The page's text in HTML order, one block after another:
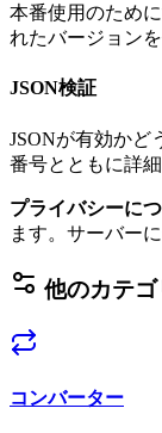
本番使用のため
れたバージョンを
JSON検証
JSONが有効かど
番号とともに詳
プライバシーに
ます。サーバー
他のカテ
コンバーター